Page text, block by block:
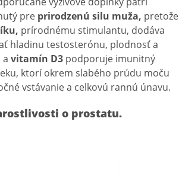
pre prirodzenú silu muža, pretože
prírodnému stimulantu, dodáva
hladinu testosterónu, plodnosť a
a vitamín D3 podporuje imunitný
ktorí okrem slabého prúdu moču
vstávanie a celkovú rannú únavu.
o prostatu.